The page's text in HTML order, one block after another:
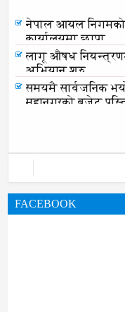
नेपाल आयल
कार्यालयमा छापा
लागू औषध
अभियान शुरु
समयमै सार्वजनिक
महानगरको बजेट
FACEBOOK